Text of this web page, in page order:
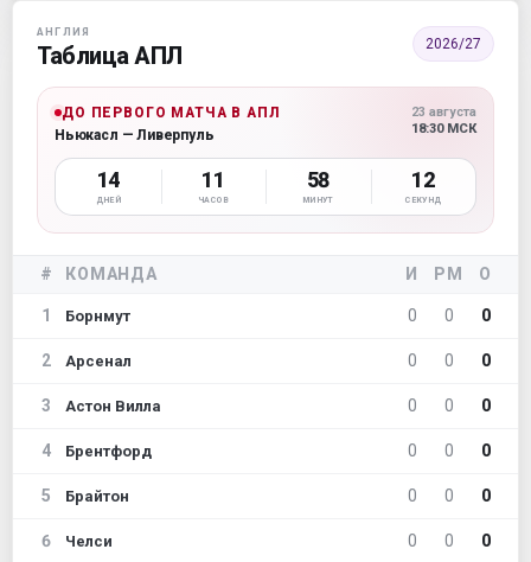
АНГЛИЯ
Таблица АПЛ 2026/27
ДО ПЕРВОГО МАТЧА В АПЛ
Ньюкасл — Ливерпуль
23 августа
18:30 МСК
14
ДНЕЙ
11
ЧАСОВ
58
МИНУТ
12
СЕКУНД
# КОМАНДА И РМ О
1 Борнмут 0 0 0
2 Арсенал 0 0 0
3 Астон Вилла 0 0 0
4 Брентфорд 0 0 0
5 Брайтон 0 0 0
6 Челси 0 0 0